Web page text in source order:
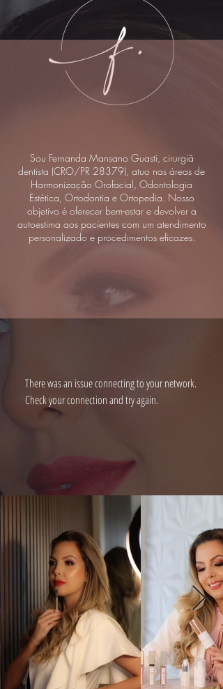
Sou Fernanda Mansano Guasti, cirurgiã
dentista (CRO/PR 28379), atuo nas áreas de
Harmonização Orofacial, Odontologia
Estética, Ortodontia e Ortopedia. Nosso
objetivo é oferecer bem-estar e devolver a
autoestima aos pacientes com um atendimento
personalizado e procedimentos eficazes.
There was an issue connecting to your network.
Check your connection and try again.